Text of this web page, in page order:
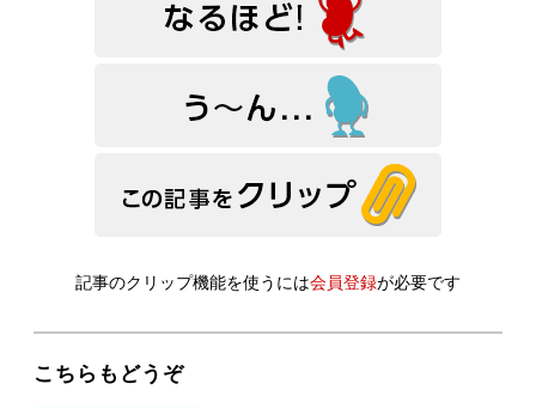
記事のクリップ機能を使うには会員登録が必要です
こちらもどうぞ